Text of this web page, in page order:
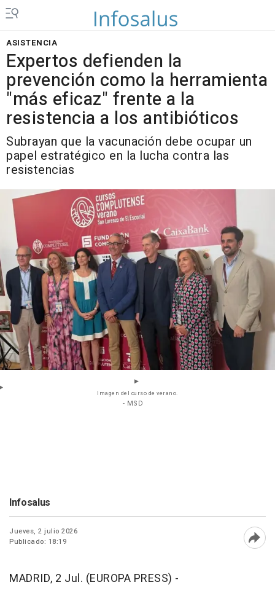
ASISTENCIA
Expertos defienden la
prevención como la herramienta
"más eficaz" frente a la
resistencia a los antibióticos
Subrayan que la vacunación debe ocupar un
papel estratégico en la lucha contra las
resistencias
Imagen del curso de verano.
- MSD
Infosalus
Jueves, 2 julio 2026
Publicado: 18:19
MADRID, 2 Jul. (EUROPA PRESS) -